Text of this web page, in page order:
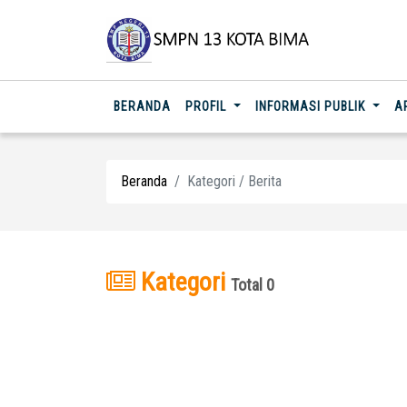
BERANDA (CURRENT)
PROFIL INFORMASI PUBLIK
Beranda Kategori / Berita
Kategori Total 0